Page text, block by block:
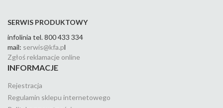
SERWIS PRODUKTOWY
infolinia tel. 800 433 334
mail: serwis@kfa.pl
Zgłoś reklamacje online
INFORMACJE
Rejestracja
Regulamin sklepu internetowego